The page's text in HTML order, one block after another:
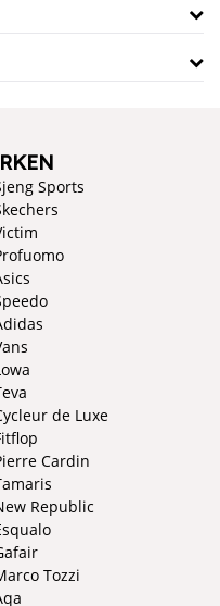
Sports
de Luxe
Cardin
Republic
Tozzi